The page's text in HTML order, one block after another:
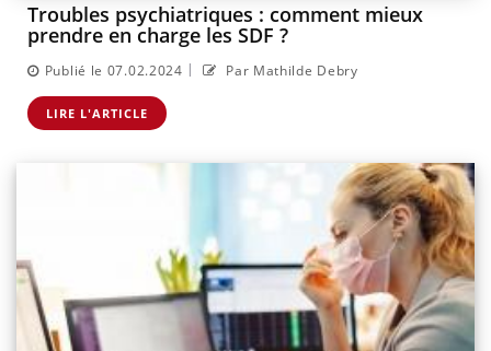
Troubles psychiatriques : comment mieux
prendre en charge les SDF ?
Publié le 07.02.2024 | Par Mathilde Debry
LIRE L'ARTICLE